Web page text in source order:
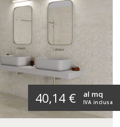
40,14 € IVA inclusa
al mq